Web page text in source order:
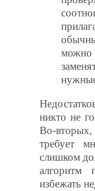
можно
никто не
Во-вторых,
требует
слишком
алгоритм
избежать